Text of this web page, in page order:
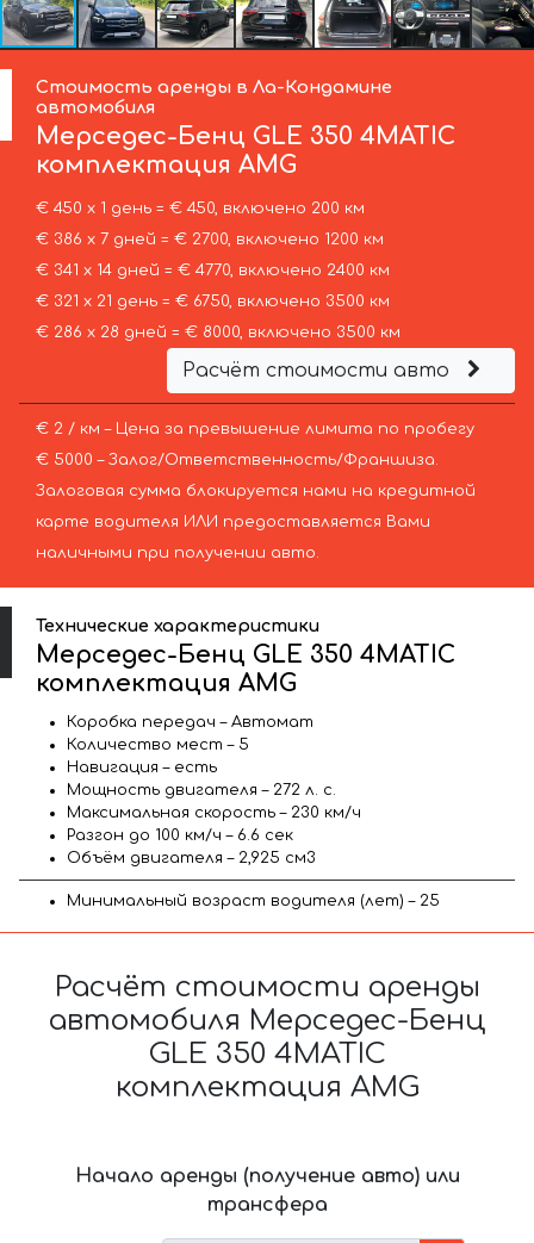
Стоимость аренды в Ла-Кондамине
автомобиля
Мерседес-Бенц GLE 350 4MATIC
комплектация AMG
€ 450 х 1 день = € 450, включено 200 км
€ 386 х 7 дней = € 2700, включено 1200 км
€ 341 х 14 дней = € 4770, включено 2400 км
€ 321 х 21 день = € 6750, включено 3500 км
€ 286 х 28 дней = € 8000, включено 3500 км
Расчёт стоимости авто
€ 2 / км – Цена за превышение лимита по пробегу
€ 5000 – Залог/Ответственность/Франшиза.
Залоговая сумма блокируется нами на кредитной
карте водителя ИЛИ предоставляется Вами
наличными при получении авто.
Технические характеристики
Мерседес-Бенц GLE 350 4MATIC
комплектация AMG
Коробка передач – Автомат
Количество мест – 5
Навигация – есть
Мощность двигателя – 272 л. с.
Максимальная скорость – 230 км/ч
Разгон до 100 км/ч – 6.6 сек
Объём двигателя – 2,925 см3
Минимальный возраст водителя (лет) – 25
Расчёт стоимости аренды
автомобиля Мерседес-Бенц
GLE 350 4MATIC
комплектация AMG
Начало аренды (получение авто) или
трансфера